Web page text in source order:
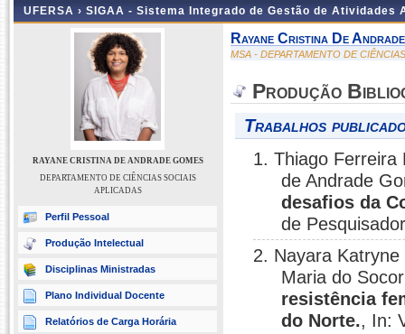
UFERSA › SIGAA - Sistema Integrado de Gestão de Atividades
RAYANE CRISTINA DE ANDRADE GOMES
DEPARTAMENTO DE CIÊNCIAS SOCIAIS
APLICADAS
Perfil Pessoal
Produção Intelectual
Disciplinas Ministradas
Plano Individual Docente
Relatórios de Carga Horária
Rayane Cristina De
MSA - DEPARTAMENTO DE
Produção
Trabalhos
1. Thiago Ferreira
de Andrade
desafios da
de
2. Nayara
Maria do
resistência
do Norte., In: